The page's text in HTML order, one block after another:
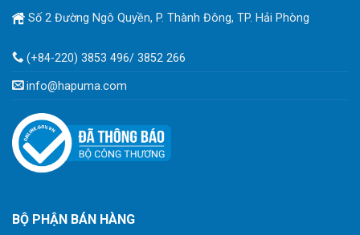
Số 2 Đường Ngô Quyền, P. Thành Đông, TP. Hải Phòng
(+84-220) 3853 496/ 3852 266
info@hapuma.com
BỘ PHẬN BÁN HÀNG